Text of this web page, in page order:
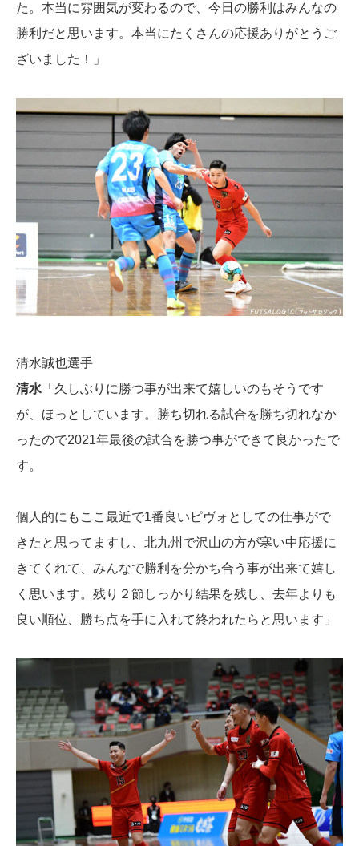
た。本当に雰囲気が変わるので、今日の勝利はみんなの
勝利だと思います。本当にたくさんの応援ありがとうご
ざいました！」
清水誠也選手
清水 「久しぶりに勝つ事が出来て嬉しいのもそうです
が、ほっとしています。勝ち切れる試合を勝ち切れなか
ったので2021年最後の試合を勝つ事ができて良かったで
す。
個人的にもここ最近で1番良いピヴォとしての仕事がで
きたと思ってますし、北九州で沢山の方が寒い中応援に
きてくれて、みんなで勝利を分かち合う事が出来て嬉し
く思います。残り２節しっかり結果を残し、去年よりも
良い順位、勝ち点を手に入れて終われたらと思います」